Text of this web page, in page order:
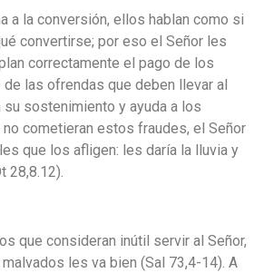
a la conversión, ellos hablan como si
convertirse; por eso el Señor les
correctamente el pago de los
las ofrendas que deben llevar al
su sostenimiento y ayuda a los
cometieran estos fraudes, el Señor
que los afligen: les daría la lluvia y
28,8.12).
que consideran inútil servir al Señor,
les va bien (Sal 73,4-14). A